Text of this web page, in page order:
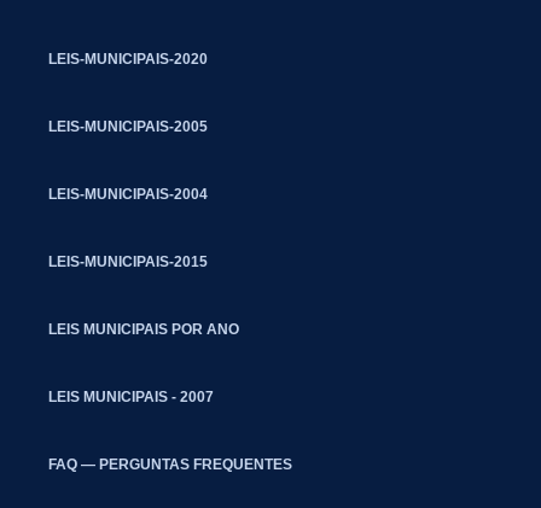
LEIS-MUNICIPAIS-2020
LEIS-MUNICIPAIS-2005
LEIS-MUNICIPAIS-2004
LEIS-MUNICIPAIS-2015
LEIS MUNICIPAIS POR ANO
LEIS MUNICIPAIS - 2007
FAQ — PERGUNTAS FREQUENTES